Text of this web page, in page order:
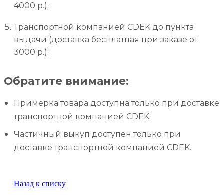
4000 р.);
Транспортной компанией CDEK до пункта
выдачи (доставка бесплатная при заказе от
3000 р.);
Обратите внимание:
Примерка товара доступна только при доставке
транспортной компанией CDEK;
Частичный выкуп доступен только при
доставке транспортной компанией CDEK.
Назад к списку